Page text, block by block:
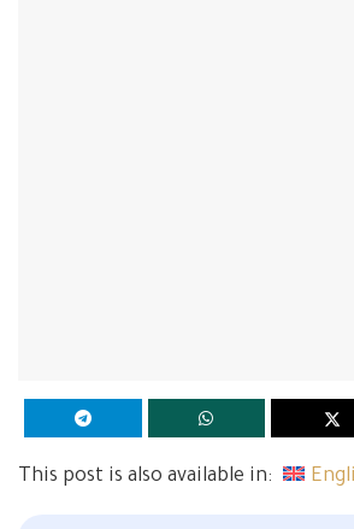
This post is also available in: